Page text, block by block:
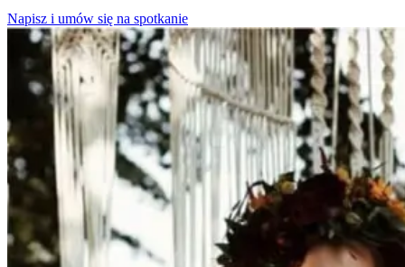
Napisz i umów się na spotkanie